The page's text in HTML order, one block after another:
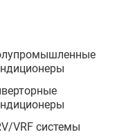
VRF системы